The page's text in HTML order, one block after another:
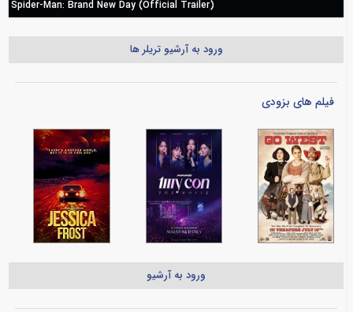
Spider-Man: Brand New Day (Official Trailer)
ورود به آرشیو تریلر ها
فیلم های بزودی
ورود به آرشیو